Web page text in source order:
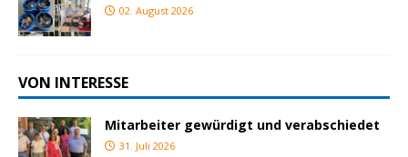
02. August 2026
VON INTERESSE
Mitarbeiter gewürdigt und verabschiedet
31. Juli 2026